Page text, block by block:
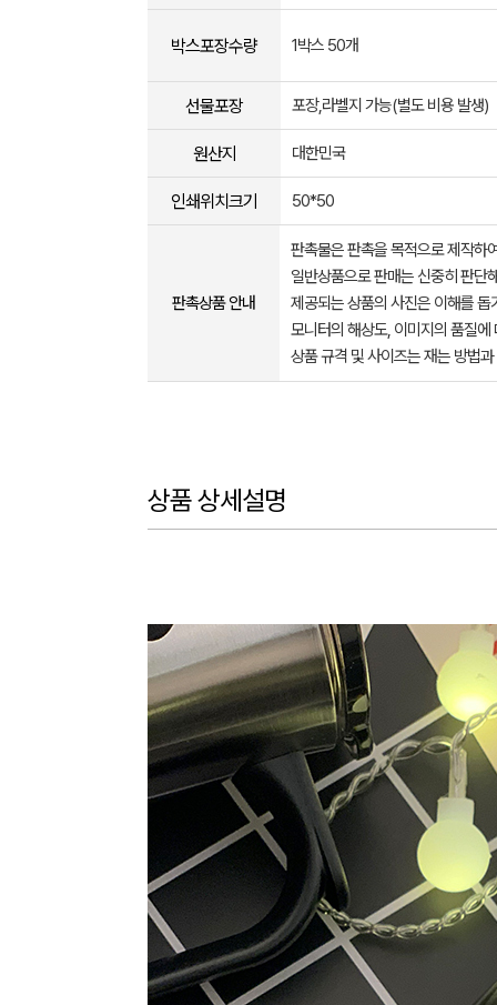
박스포장수량 1박스 50개
선물포장 포장,라벨지 가능(별도 비용 발생)
원산지 대한민국
인쇄위치크기 50*50
판촉상품 안내
판촉물은 판촉을 목적으로 제작하
일반상품으로 판매는 신중히 판단
제공되는 상품의 사진은 이해를
모니터의 해상도, 이미지의 품질
상품 규격 및 사이즈는 재는 방법
상품 상세설명